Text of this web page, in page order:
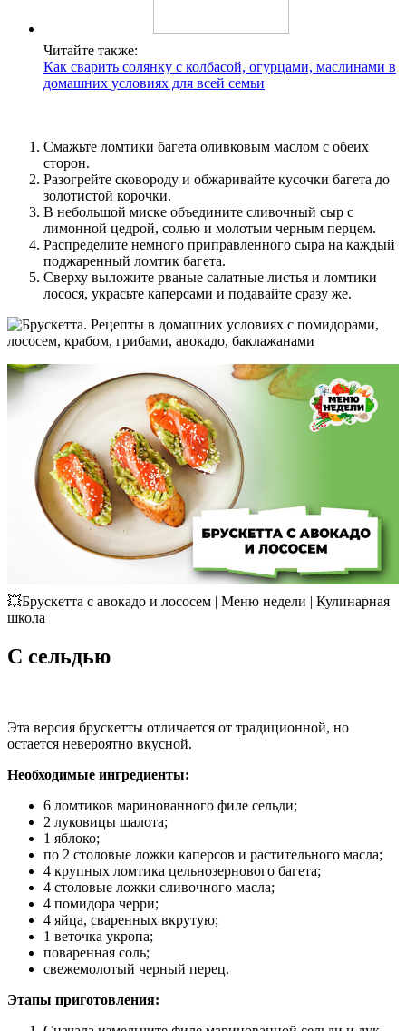
Читайте также:
Как сварить солянку с колбасой, огурцами, маслинами в
домашних условиях для всей семьи
Смажьте ломтики багета оливковым маслом с обеих
сторон.
Разогрейте сковороду и обжаривайте кусочки багета до
золотистой корочки.
В небольшой миске объедините сливочный сыр с
лимонной цедрой, солью и молотым черным перцем.
Распределите немного приправленного сыра на каждый
поджаренный ломтик багета.
Сверху выложите рваные салатные листья и ломтики
лосося, украсьте каперсами и подавайте сразу же.
💥Брускетта с авокадо и лососем | Меню недели | Кулинарная
школа
С сельдью
Эта версия брускетты отличается от традиционной, но
остается невероятно вкусной.
Необходимые ингредиенты:
6 ломтиков маринованного филе сельди;
2 луковицы шалота;
1 яблоко;
по 2 столовые ложки каперсов и растительного масла;
4 крупных ломтика цельнозернового багета;
4 столовые ложки сливочного масла;
4 помидора черри;
4 яйца, сваренных вкрутую;
1 веточка укропа;
поваренная соль;
свежемолотый черный перец.
Этапы приготовления: